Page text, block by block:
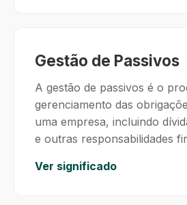
Gestão de Passivos
A gestão de passivos é o
gerenciamento das
uma empresa, incluindo
e outras responsabilidades
Ver significado